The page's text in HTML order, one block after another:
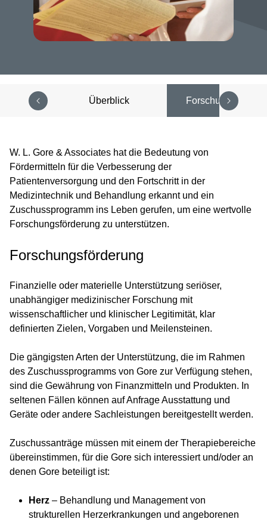
Überblick
W. L. Gore & Associates hat die Bedeutung von
Fördermitteln für die Verbesserung der
Patientenversorgung und den Fortschritt in der
Medizintechnik und Behandlung erkannt und ein
Zuschussprogramm ins Leben gerufen, um eine wertvolle
Forschungsförderung zu unterstützen.
Forschungsförderung
Finanzielle oder materielle Unterstützung seriöser,
unabhängiger medizinischer Forschung mit
wissenschaftlicher und klinischer Legitimität, klar
definierten Zielen, Vorgaben und Meilensteinen.
Die gängigsten Arten der Unterstützung, die im Rahmen
des Zuschussprogramms von Gore zur Verfügung stehen,
sind die Gewährung von Finanzmitteln und Produkten. In
seltenen Fällen können auf Anfrage Ausstattung und
Geräte oder andere Sachleistungen bereitgestellt werden.
Zuschussanträge müssen mit einem der Therapiebereiche
übereinstimmen, für die Gore sich interessiert und/oder an
denen Gore beteiligt ist:
Herz – Behandlung und Management von
strukturellen Herzerkrankungen und angeborenen